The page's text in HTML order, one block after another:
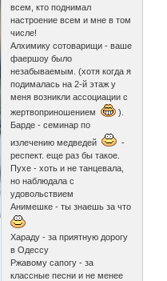
всем, кто поднимал
настроение всем и мне в том
числе!
Алхимику сотоварищи - ваше
фаершоу было
незабываемым. (хотя когда я
подималась на 2-й этаж у
меня возникли ассоциации с
жертвоприношением
).
Барде - семинар по
излечению медведей
-
респект. еще раз бы такое.
Пухе - хоть и не танцевала,
но наблюдала с
удовольствием
Анимешке - ты знаешь за что
Хараду - за приятную дорогу
в Одессу
Ржавому сапогу - за
классные песни и не менее